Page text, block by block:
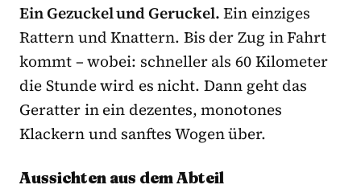
Ein Gezuckel und Geruckel.Ein einziges
Rattern und Knattern. Bis der Zug in Fahrt
kommt – wobei: schneller als 60 Kilometer
die Stunde wird es nicht. Dann geht das
Geratter in ein dezentes, monotones
Klackern und sanftes Wogen über.
Aussichten aus dem Abteil